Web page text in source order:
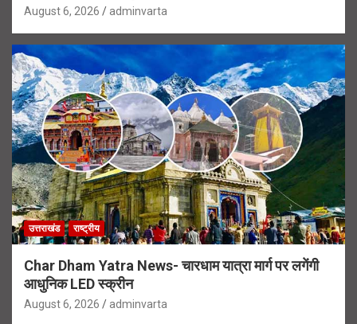
August 6, 2026 adminvarta
उत्तराखंड राष्ट्रीय
Char Dham Yatra News- चारधाम यात्रा मार्ग पर लगेंगी
आधुनिक LED स्क्रीन
August 6, 2026 adminvarta